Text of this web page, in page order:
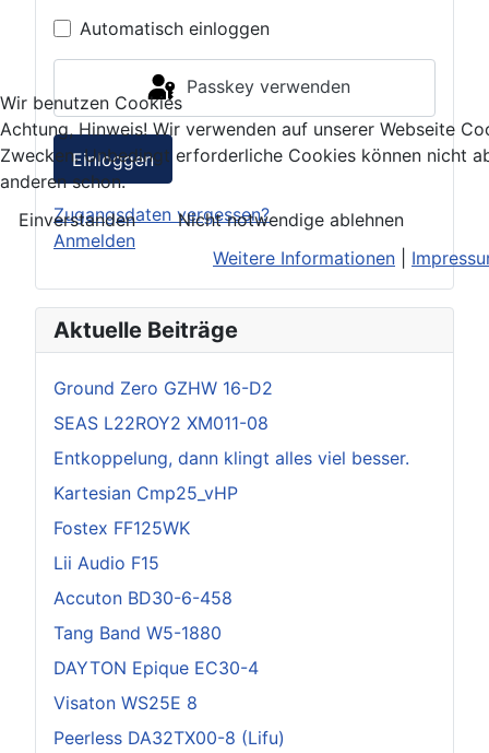
Automatisch einloggen
Passkey verwenden
Einloggen
Zugangsdaten vergessen?
Anmelden
Aktuelle Beiträge
Ground Zero GZHW 16-D2
SEAS L22ROY2 XM011-08
Entkoppelung, dann klingt alles viel besser.
Kartesian Cmp25_vHP
Fostex FF125WK
Lii Audio F15
Accuton BD30-6-458
Tang Band W5-1880
DAYTON Epique EC30-4
Visaton WS25E 8
Peerless DA32TX00-8 (Lifu)
Wir benutzen Cookies
Achtung, Hinweis! Wir verwenden auf unserer Webseite
Zwecken. Unbedingt erforderliche Cookies können nicht
anderen schon.
Einverstanden
Nicht notwendige ablehnen
Weitere Informationen